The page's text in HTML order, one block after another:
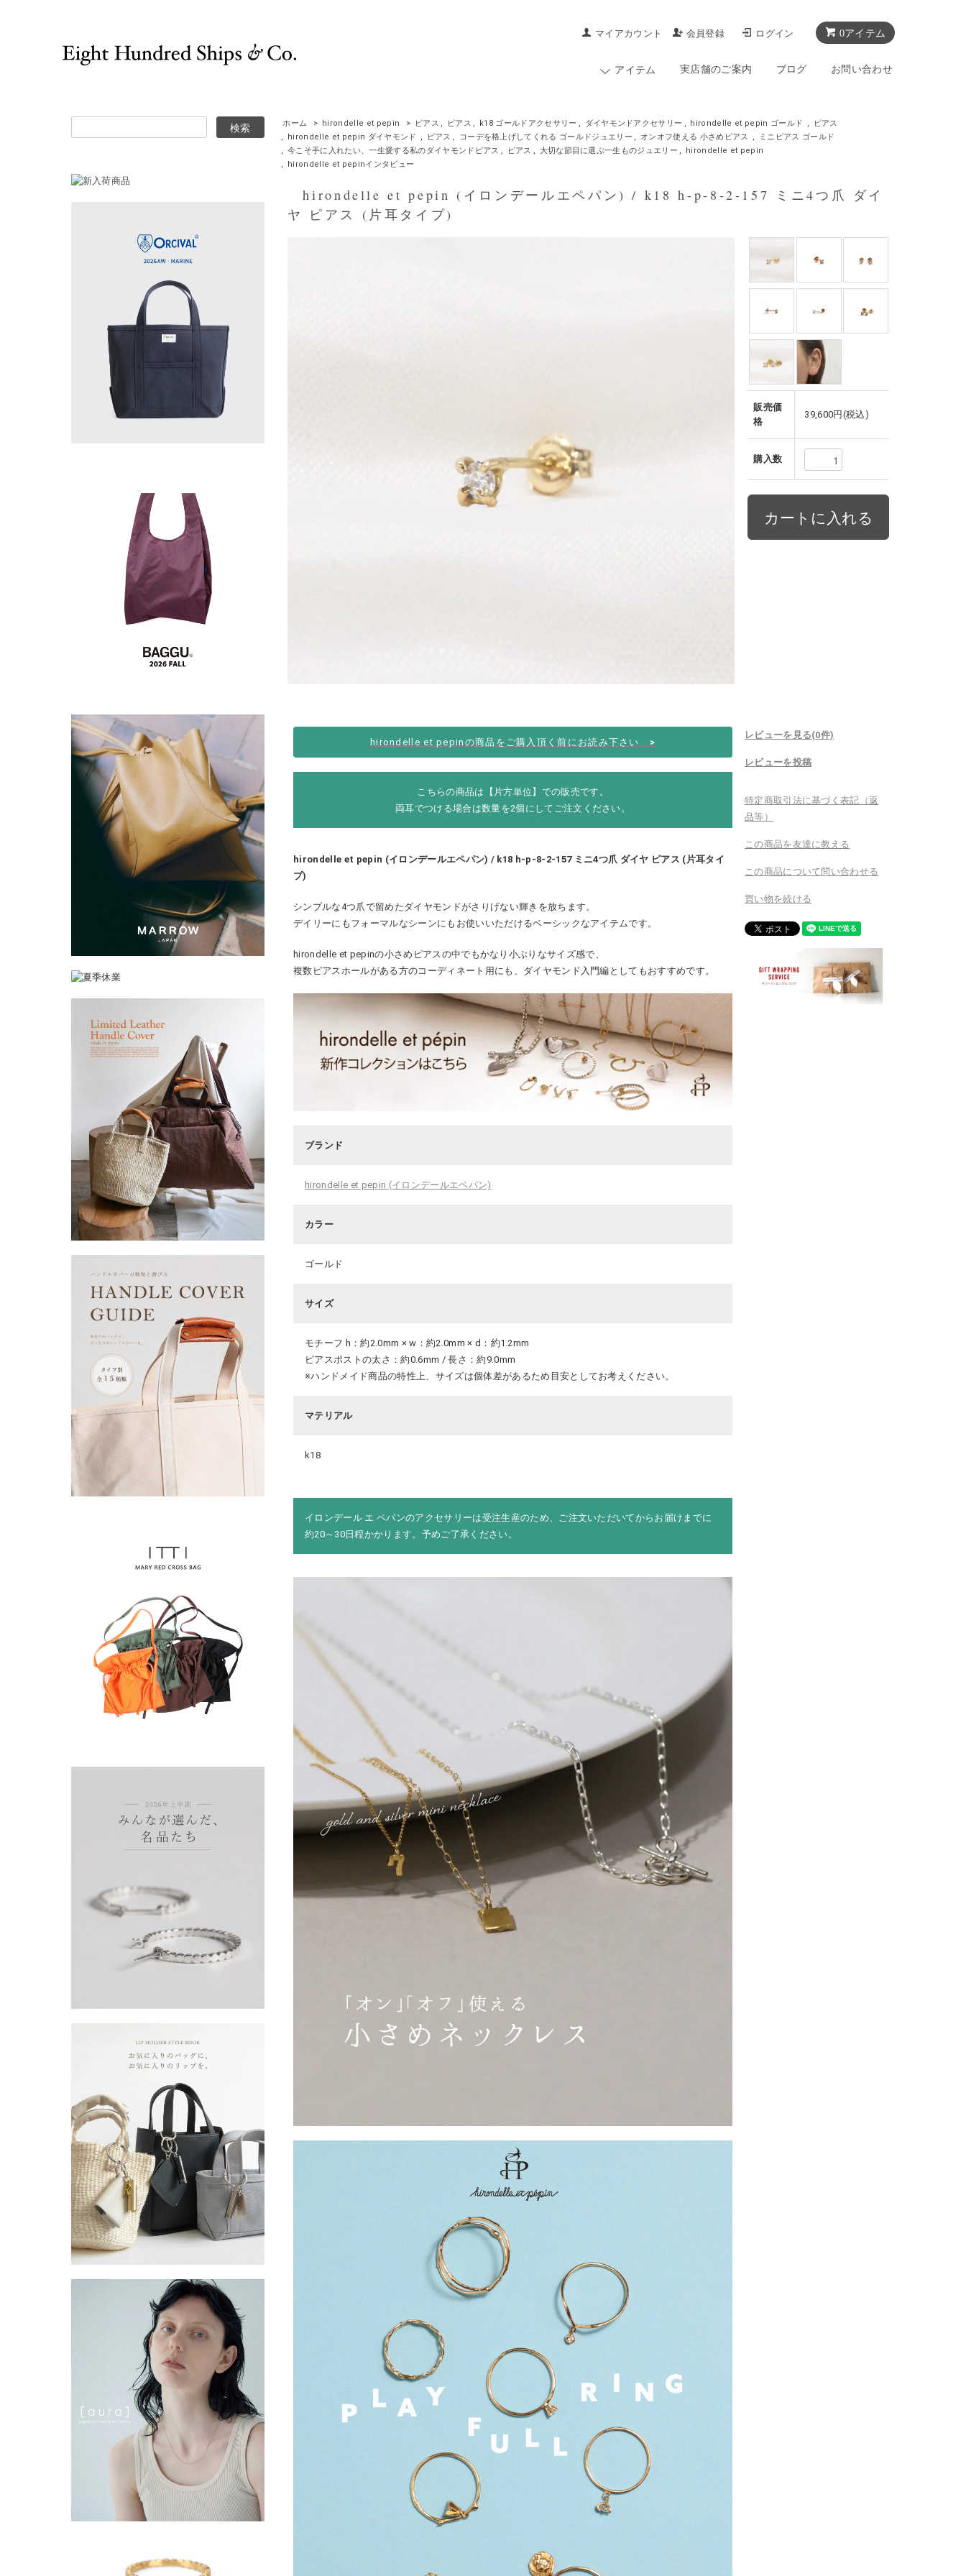
0アイテム
マイアカウント 会員登録 ログイン
アイテム 実店舗のご案内 ブログ お問い合わせ
ホーム > hirondelle et pepin > ピアス , ピアス , k18 ゴールドアクセサリー , ダイヤモンドアクセサリー , hirondelle et pepin ゴールド ,
ピアス
,
hirondelle et pepin ダイヤモンド , ピアス , コーデを格上げしてくれる ゴールドジュエリー , オンオフ使える 小さめピアス ,
ミニピアス ゴールド
, 今こそ手に入れたい、一生愛する私のダイヤモンドピアス , ピアス , 大切な節目に選ぶ一生ものジュエリー ,
hirondelle et pepin
,
hirondelle et pepinインタビュー
hirondelle et pepin (イロンデールエペパン) / k18 h-p-8-2-157 ミニ4つ爪 ダイ
ヤ ピアス (片耳タイプ)
販売価
格
39,600円(税込)
購入数
hirondelle et pepinの商品をご購入頂く前にお読み下さい >
こちらの商品は【片方単位】での販売です。
両耳でつける場合は数量を2個にしてご注文ください。
hirondelle et pepin (イロンデールエペパン) / k18 h-p-8-2-157 ミニ4つ爪 ダイヤ ピアス (片耳タイ
プ)
シンプルな4つ爪で留めたダイヤモンドがさりげない輝きを放ちます。
デイリーにもフォーマルなシーンにもお使いいただけるベーシックなアイテムです。
hirondelle et pepinの小さめピアスの中でもかなり小ぶりなサイズ感で、
複数ピアスホールがある方のコーディネート用にも、ダイヤモンド入門編としてもおすすめです。
ブランド
hirondelle et pepin (イロンデールエペパン)
カラー
ゴールド
サイズ
モチーフ h：約2.0mm × w：約2.0mm × d：約1.2mm
ピアスポストの太さ：約0.6mm / 長さ：約9.0mm
※ハンドメイド商品の特性上、サイズは個体差があるため目安としてお考えください。
マテリアル
k18
イロンデール エ ペパンのアクセサリーは受注生産のため、ご注文いただいてからお届けまでに
約20～30日程かかります。予めご了承ください。
レビューを見る(0件)
レビューを投稿
特定商取引法に基づく表記（返
品等）
この商品を友達に教える
この商品について問い合わせる
買い物を続ける